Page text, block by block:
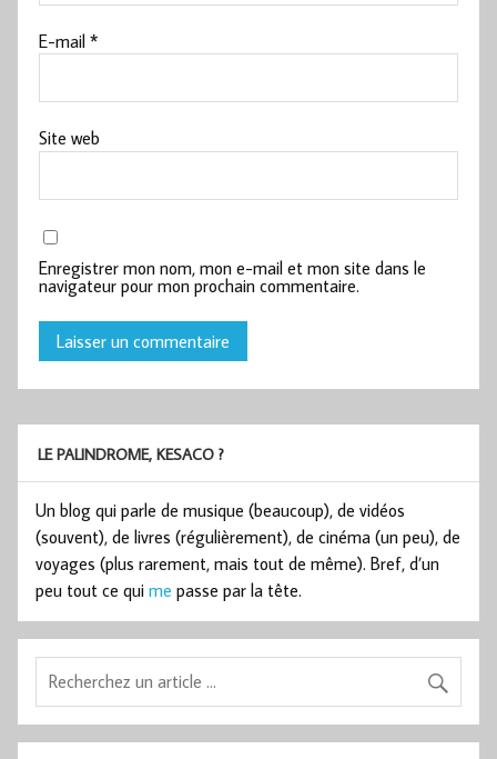
E-mail*
Site web
Enregistrer mon nom, mon e-mail et mon site dans le
navigateur pour mon prochain commentaire.
LE PALINDROME, KESACO ?
Un blog qui parle de musique (beaucoup), de vidéos
(souvent), de livres (régulièrement), de cinéma (un peu), de
voyages (plus rarement, mais tout de même). Bref, d’un
peu tout ce qui me passe par la tête.